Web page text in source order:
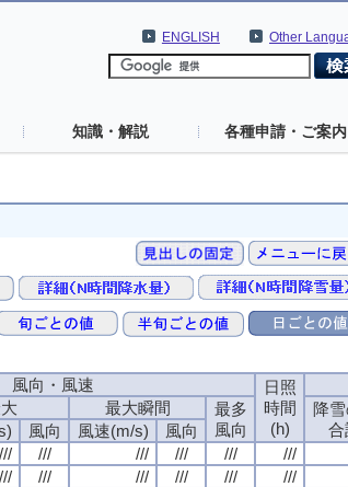
Other
ENGLISH
知識・解説 各種申請・ご案内
風向・風速
日照
時間
(h)
最大瞬間
最多
風向
降
合
風向 風速(m/s)
風向
/// /// /// /// /// ///
/// /// /// /// /// ///